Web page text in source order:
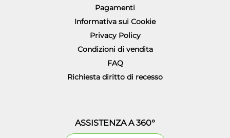
Pagamenti
Informativa sui Cookie
Privacy Policy
Condizioni di vendita
FAQ
Richiesta diritto di recesso
ASSISTENZA A 360°